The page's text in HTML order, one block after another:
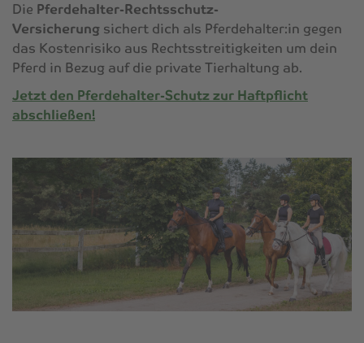
Die Pferdehalter-Rechtsschutz-
Versicherung sichert dich als Pferdehalter:in gegen
das Kostenrisiko aus Rechtsstreitigkeiten um dein
Pferd in Bezug auf die private Tierhaltung ab.
Jetzt den Pferdehalter-Schutz zur Haftpflicht
abschließen!